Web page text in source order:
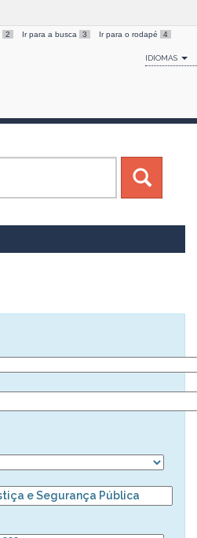
2 Ir para a busca 3 Ir para o rodapé 4
IDIOMAS